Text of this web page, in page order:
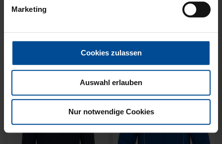
Marketing
Cookies zulassen
Auswahl erlauben
Nur notwendige Cookies
SWEATER KARLSRUHE SWEATER KARLSRUHE